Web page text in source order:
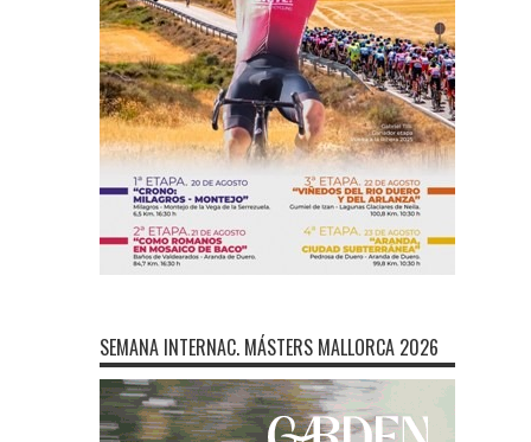
SEMANA INTERNAC. MÁSTERS MALLORCA 2026